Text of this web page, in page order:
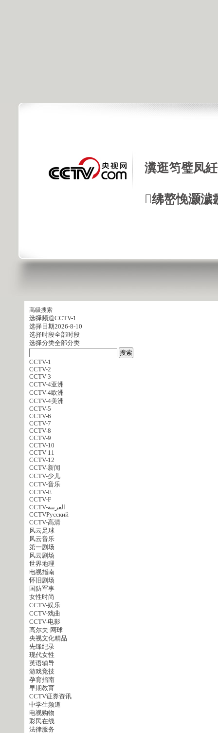
瀵逛笉璧凤
绋嶅悗灏
高级搜索
选择频道CCTV-1
选择日期2026-8-10
选择时段全部时段
选择分类全部分类
CCTV-1
CCTV-2
CCTV-3
CCTV-4亚洲
CCTV-4欧洲
CCTV-4美洲
CCTV-5
CCTV-6
CCTV-7
CCTV-8
CCTV-9
CCTV-10
CCTV-11
CCTV-12
CCTV-新闻
CCTV-少儿
CCTV-音乐
CCTV-E
CCTV-F
CCTV-العربية
CCTVPусский
CCTV-高清
风云足球
风云音乐
第一剧场
风云剧场
世界地理
电视指南
怀旧剧场
国防军事
女性时尚
CCTV-娱乐
CCTV-戏曲
CCTV-电影
高尔夫·网球
央视文化精品
先锋纪录
现代女性
英语辅导
游戏竞技
孕育指南
早期教育
CCTV证券资讯
中学生频道
电视购物
彩民在线
法律服务